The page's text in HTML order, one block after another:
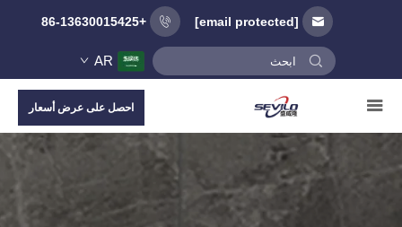
[email protected]
+86-13630015425
AR
احصل على عرض أسعار